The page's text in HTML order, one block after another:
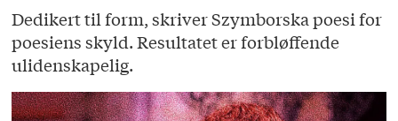
Dedikert til form, skriver Szymborska poesi for
poesiens skyld. Resultatet er forbløffende
ulidenskapelig.